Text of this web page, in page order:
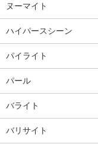
ヌーマイト
ハイパースシーン
パイライト
パール
バライト
バリサイト